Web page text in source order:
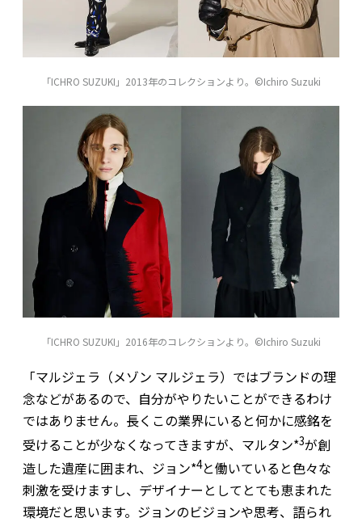
「ICHRO SUZUKI」2013年のコレクションより。©Ichiro Suzuki
「ICHRO SUZUKI」2016年のコレクションより。©Ichiro Suzuki
「マルジェラ（メゾン マルジェラ）ではブランドの理
念などがあるので、自分がやりたいことができるわけ
ではありません。長くこの業界にいると何かに感銘を
受けることが少なくなってきますが、マルタン*3が創
造した遺産に囲まれ、ジョン*4と働いていると色々な
刺激を受けますし、デザイナーとしてとても恵まれた
環境だと思います。ジョンのビジョンや思考、語られ